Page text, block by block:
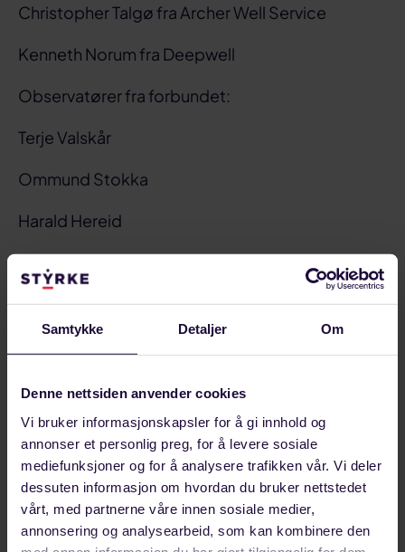
Samtykke Detaljer Om
Denne nettsiden anvender cookies
Vi bruker informasjonskapsler for å gi innhold og
annonser et personlig preg, for å levere sosiale
mediefunksjoner og for å analysere trafikken vår. Vi deler
dessuten informasjon om hvordan du bruker nettstedet
vårt, med partnerne våre innen sosiale medier,
annonsering og analysearbeid, som kan kombinere den
Christopher Talgø fra Archer Well Service
Kenneth Norum fra Deepwell
Observatører fra forbundet:
Terje Valskår
Ommund Stokka
Harald Hereid
Atle Espen Helgesen
Bjørn Erik Poppe Thorsen
Del på:
Del
facebook
Del
linkedin
Del
link
Sist oppdatert: 6. juni 2017
Relaterte artikler